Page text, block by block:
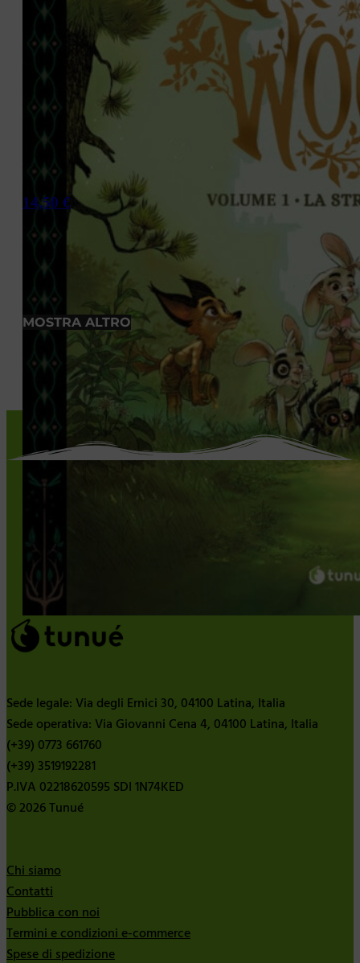
14,50 €
MOSTRA ALTRO
Sede legale: Via degli Ernici 30, 04100 Latina, Italia
Sede operativa: Via Giovanni Cena 4, 04100 Latina, Italia
(+39) 0773 661760
(+39) 3519192281
P.IVA 02218620595 SDI 1N74KED
© 2026 Tunué
Chi siamo
Contatti
Pubblica con noi
Termini e condizioni e-commerce
Spese di spedizione